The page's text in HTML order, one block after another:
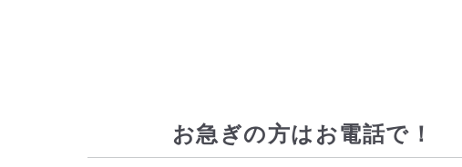
お急ぎの方はお電話で！